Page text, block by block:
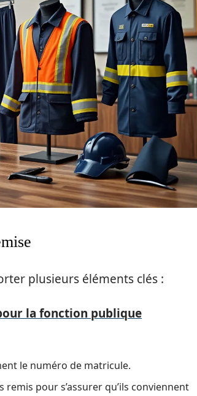
plusieurs éléments clés :
la fonction publique
le numéro de matricule.
pour s’assurer qu’ils conviennent